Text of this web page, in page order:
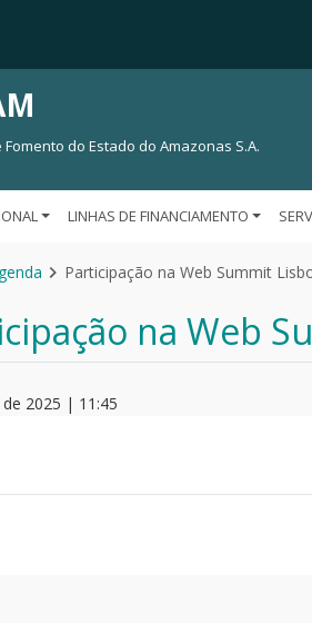
Fomento do Estado do Amazonas S.A.
LINHAS DE FINANCIAMENTO
Participação na Web Summit
na Web
2025 | 11:45